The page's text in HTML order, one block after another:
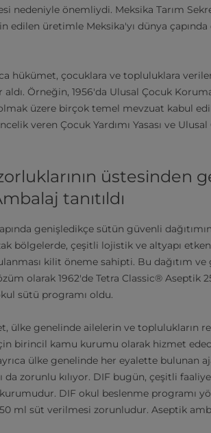
nedeniyle önemliydi. Meksika Tarım
edilen üretimle Meksika'yı dünya çapında
hükümet, çocuklara ve topluluklara
Örneğin, 1956'da Ulusal Çocuk
olmak üzere birçok temel mevzuat kabul
veren Çocuk Yardımı Yasası ve
üstesinden
tanıtıldı
genişledikçe sütün güvenli
bölgelerde, çeşitli lojistik ve altyapı
kilit öneme sahipti. Bu dağıtım
olarak 1962'de Tetra Classic® Aseptik
sütü programı oldu.
ülke genelinde ailelerin ve toplulukların
birincil kamu kurumu olarak hizmet
ülke genelinde her eyalette bulunan
da zorunlu kılıyor. DIF bugün, çeşitli
DIF okul beslenme programı
ml süt verilmesi zorunludur. Aseptik